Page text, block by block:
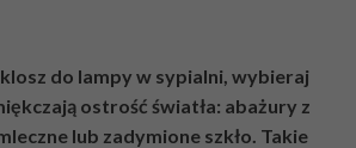
do lampy w sypialni, wybieraj
ostrość światła: abażury z
lub zadymione szkło. Takie